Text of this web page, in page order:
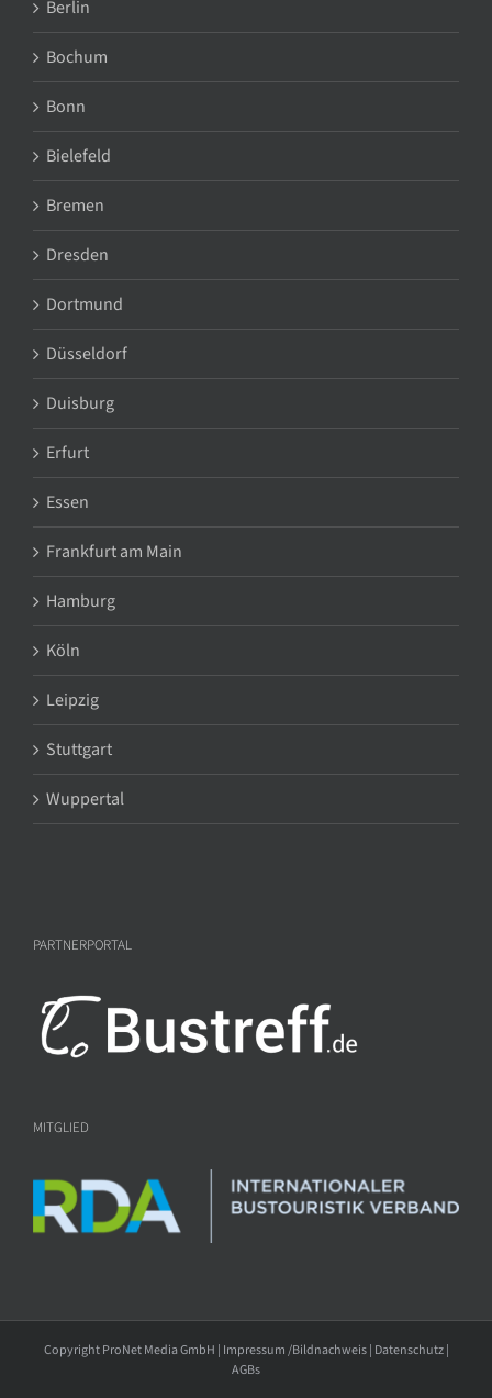
Berlin
Bochum
Bonn
Bielefeld
Bremen
Dresden
Dortmund
Düsseldorf
Duisburg
Erfurt
Essen
Frankfurt am Main
Hamburg
Köln
Leipzig
Stuttgart
Wuppertal
PARTNERPORTAL
MITGLIED
Copyright ProNet Media GmbH | Impressum /Bildnachweis| Datenschutz|
AGBs